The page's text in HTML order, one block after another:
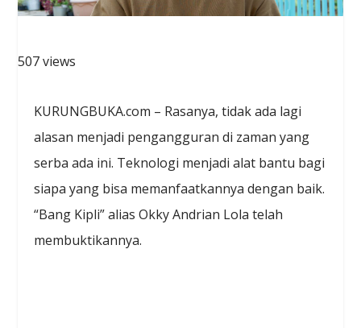
507 views
KURUNGBUKA.com – Rasanya, tidak ada lagi
alasan menjadi pengangguran di zaman yang
serba ada ini. Teknologi menjadi alat bantu bagi
siapa yang bisa memanfaatkannya dengan baik.
“Bang Kipli” alias Okky Andrian Lola telah
membuktikannya.